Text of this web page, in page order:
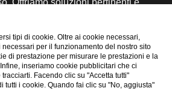
di fiducia, recensioni Thuiswinkel,
legali, advocacy, ricerche di
di una nostra piattaforma formativa,
tipi di cookie. Oltre ai cookie necessari,
per il funzionamento del nostro sito
di prestazione per misurare le prestazioni e la
inseriamo cookie pubblicitari che ci
Facendo clic su "Accetta tutti"
tutti i cookie. Quando fai clic su "No, aggiusta"